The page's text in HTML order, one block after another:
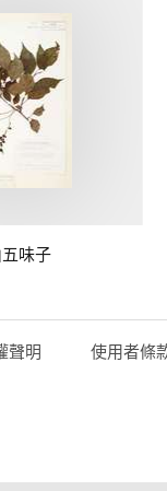
味子
聲明 使用者條